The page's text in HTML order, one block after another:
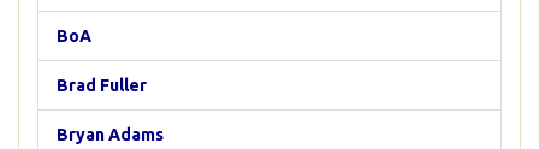
BoA
Brad Fuller
Bryan Adams